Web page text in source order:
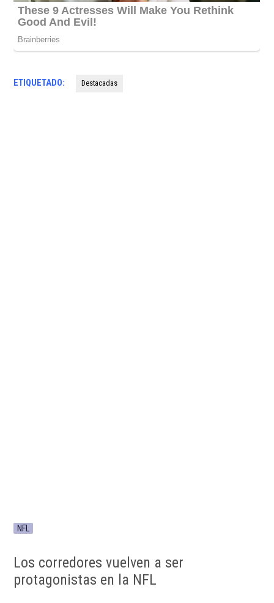
ETIQUETADO: Destacadas
NFL
Los corredores vuelven a ser
protagonistas en la NFL